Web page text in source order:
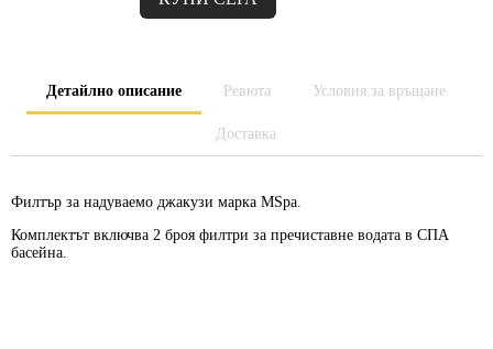
Детайлно описание Ревюта Условия за връщане
Доставка
Филтър за надуваемо джакузи марка MSpa.
Комплектът включва 2 броя филтри за пречиставне водата в СПА
басейна.